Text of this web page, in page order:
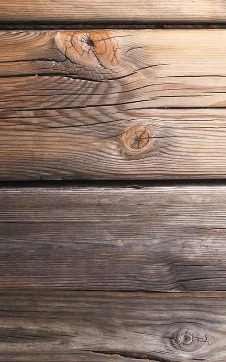
18_06_24_Guntiafest 2018_09080